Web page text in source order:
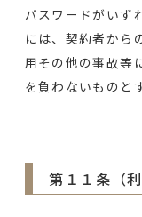
パスワードがいず
には、契約者から
用その他の事故等
を負わないものと
第１１条（利